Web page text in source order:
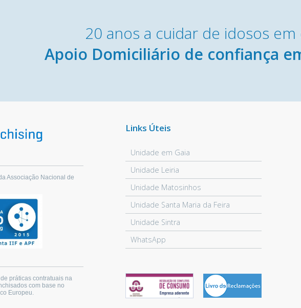
20 anos a cuidar de idosos em
Apoio Domiciliário de confiança
Associação Nacional de
práticas contratuais na
com base no
Europeu.
Links Úteis
Unidade em Gaia
Unidade Leiria
Unidade Matosinhos
Unidade Santa Maria da Feira
Unidade Sintra
WhatsApp